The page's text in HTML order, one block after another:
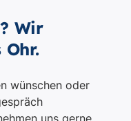
Wir
wünschen oder
uns gerne